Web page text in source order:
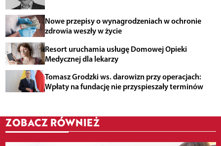
Nowe przepisy o wynagrodzeniach w ochronie
zdrowia weszły w życie
Resort uruchamia usługę Domowej Opieki
Medycznej dla lekarzy
Tomasz Grodzki ws. darowizn przy operacjach:
Wpłaty na fundację nie przyspieszały terminów
ZOBACZ RÓWNIEŻ